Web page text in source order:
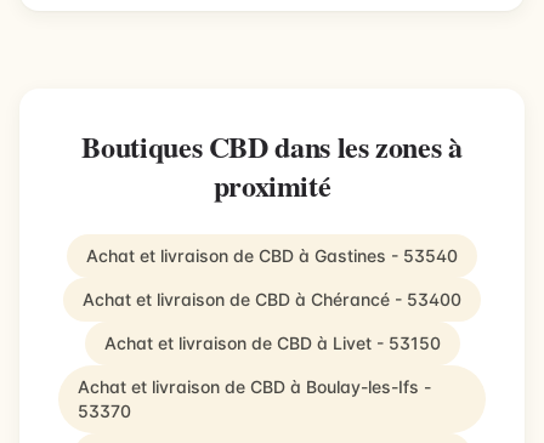
Boutiques CBD dans les zones à
proximité
Achat et livraison de CBD à Gastines - 53540
Achat et livraison de CBD à Chérancé - 53400
Achat et livraison de CBD à Livet - 53150
Achat et livraison de CBD à Boulay-les-Ifs -
53370